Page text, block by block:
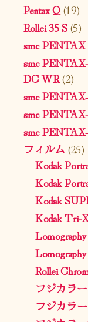
Pentax Q(19)
Rollei 35 S(5)
smc PENTAX
smc
DC WR(2)
smc
smc
smc
フィルム (25)
Kodak
Kodak
Kodak
Kodak Tri-
Rollei
フジカラ
フジカラ